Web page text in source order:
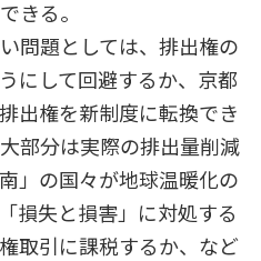
きる。
問題としては、排出権の
にして回避するか、京都
出権を新制度に転換でき
部分は実際の排出量削減
」の国々が地球温暖化の
損失と損害」に対処する
取引に課税するか、など